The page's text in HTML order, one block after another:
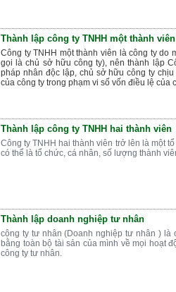
Thành lập công ty TNHH một thành
Công ty TNHH một thành viên là công ty do
gọi là chủ sở hữu công ty), nên thành lập
pháp nhân độc lập, chủ sở hữu công ty
của công ty trong phạm vi số vốn điều lệ của
Thành lập công ty TNHH hai thành viên
Công ty TNHH hai thành viên trở lên là một
có thể là tổ chức, cá nhân, số lượng thành
Thành lập doanh nghiệp tư nhân
công ty tư nhân (Doanh nghiệp tư nhân ) là
bằng toàn bộ tài sản của mình về mọi hoạt
công ty tư nhân.